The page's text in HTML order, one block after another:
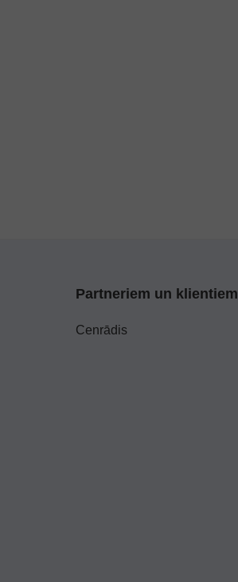
Partneriem un klientiem
Cenrādis